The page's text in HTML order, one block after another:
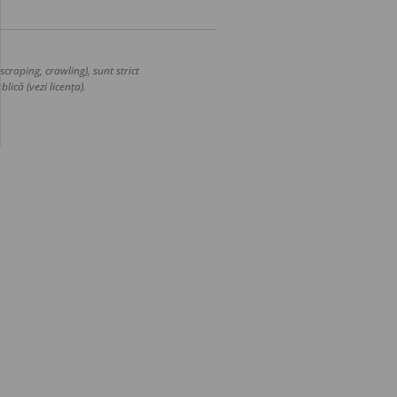
crawling), sunt strict
(vezi licența).